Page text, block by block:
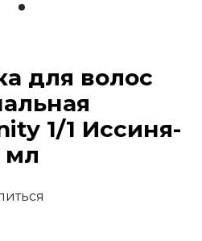
для волос
1/1 Иссиня-
мл